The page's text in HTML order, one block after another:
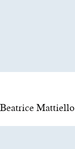
Beatrice Mattiello
ATTRICE